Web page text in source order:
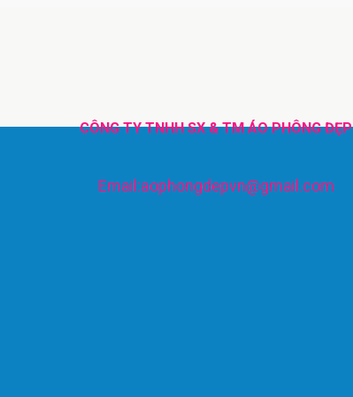
CÔNG TY TNHH SX & TM ÁO PHÔNG ĐẸP
Email:aophongdepvn@gmail.com